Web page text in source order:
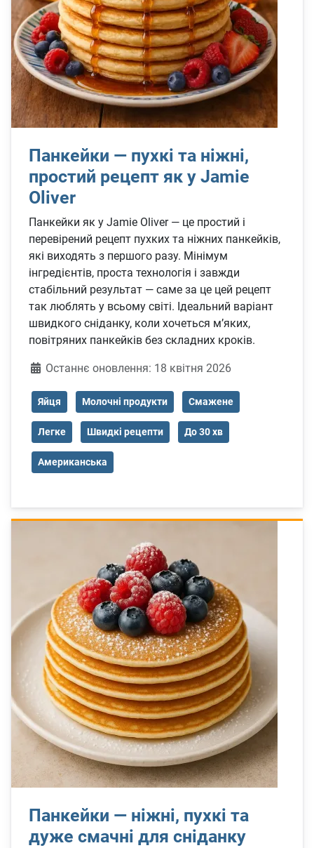
Панкейки — пухкі та ніжні,
простий рецепт як у Jamie
Oliver
Панкейки як у Jamie Oliver — це простий і
перевірений рецепт пухких та ніжних панкейків,
які виходять з першого разу. Мінімум
інгредієнтів, проста технологія і завжди
стабільний результат — саме за це цей рецепт
так люблять у всьому світі. Ідеальний варіант
швидкого сніданку, коли хочеться м’яких,
повітряних панкейків без складних кроків.
ДеталіОстаннє оновлення: 18 квітня 2026
Яйця Молочні продукти Смажене
Легке Швидкі рецепти До 30 хв
Американська
Панкейки — ніжні, пухкі та
дуже смачні для сніданку